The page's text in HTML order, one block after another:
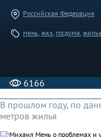
Российская Федерация
мень, жкх, госдума,
6166
В прошлом году, по
метров жилья